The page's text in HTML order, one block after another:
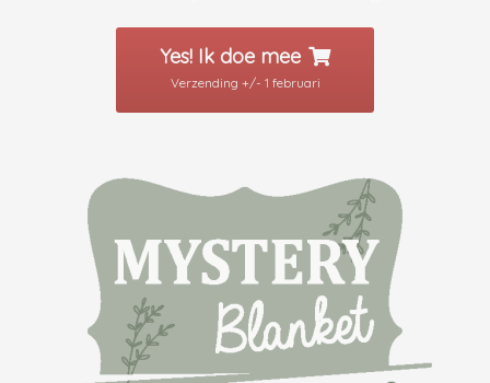
Yes! Ik doe mee
Verzending +/- 1 februari